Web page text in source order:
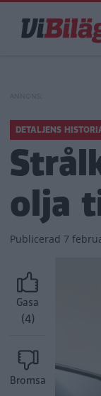
huvudinnehåll
DETALJENS
olja
Publicerad 7
Gasa
(4)
Bromsa